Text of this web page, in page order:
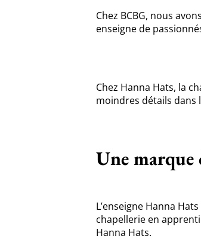
Chez BCBG, nous
enseigne de
Chez Hanna Hats, la
moindres détails dans
Une marque
L’enseigne Hanna
chapellerie en
Hanna Hats.